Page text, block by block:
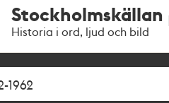
Stockholmskällan
Historia i ord, ljud och bild